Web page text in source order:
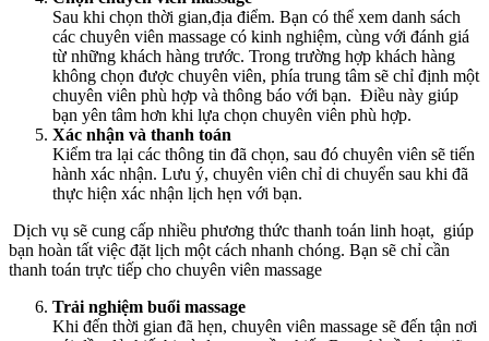
Sau khi chọn thời gian,địa điểm. Bạn có thể xem danh sách
các chuyên viên massage có kinh nghiệm, cùng với đánh giá
từ những khách hàng trước. Trong trường hợp khách hàng
không chọn được chuyên viên, phía trung tâm sẽ chỉ định một
chuyên viên phù hợp và thông báo với bạn. Điều này giúp
bạn yên tâm hơn khi lựa chọn chuyên viên phù hợp.
Xác nhận và thanh toán
Kiểm tra lại các thông tin đã chọn, sau đó chuyên viên sẽ tiến
hành xác nhận. Lưu ý, chuyên viên chỉ di chuyển sau khi đã
thực hiện xác nhận lịch hẹn với bạn.
Dịch vụ sẽ cung cấp nhiều phương thức thanh toán linh hoạt, giúp
bạn hoàn tất việc đặt lịch một cách nhanh chóng. Bạn sẽ chỉ cần
thanh toán trực tiếp cho chuyên viên massage
Trải nghiệm buổi massage
Khi đến thời gian đã hẹn, chuyên viên massage sẽ đến tận nơi